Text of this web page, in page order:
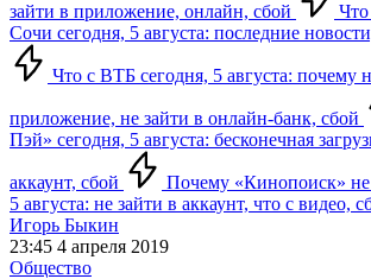
зайти в приложение, онлайн, сбой
Сочи сегодня, 5 августа: последние
Что с ВТБ сегодня, 5 августа: почему
приложение, не зайти в онлайн-банк, сбой
Пэй» сегодня, 5 августа: бесконечная
аккаунт, сбой
Почему «Кинопоиск» не
5 августа: не зайти в аккаунт, что с видео,
Игорь Быкин
23:45 4 апреля 2019
Общество